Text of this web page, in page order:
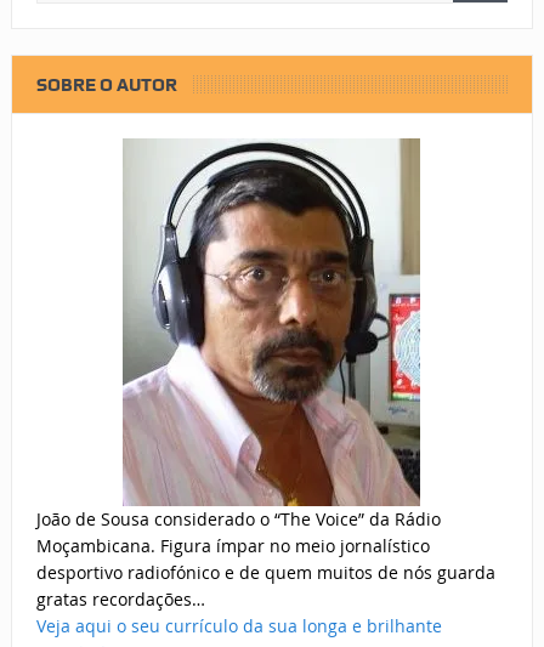
SOBRE O AUTOR
João de Sousa considerado o “The Voice” da Rádio
Moçambicana. Figura ímpar no meio jornalístico
desportivo radiofónico e de quem muitos de nós guarda
gratas recordações…
Veja aqui o seu currículo da sua longa e brilhante